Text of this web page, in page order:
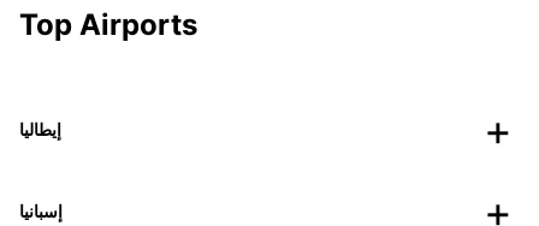
Top Airports
إيطاليا
إسبانيا